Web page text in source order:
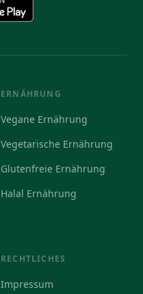
ERNÄHRUNG
Vegane Ernährung
Vegetarische Ernährung
Glutenfreie Ernährung
Halal Ernährung
RECHTLICHES
Impressum